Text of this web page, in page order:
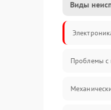
Виды
Проблемы с